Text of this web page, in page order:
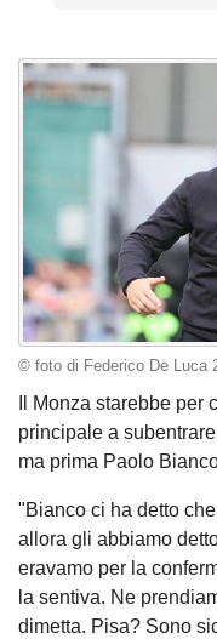
© foto di Federico De Luca
Il Monza starebbe
principale a
ma prima Paolo
"Bianco ci ha detto
allora gli abbiamo
eravamo per la
la sentiva. Ne
dimetta. Pisa? Sono